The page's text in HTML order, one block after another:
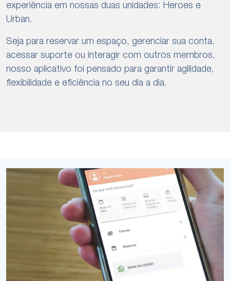
experiência em nossas duas unidades: Heroes e
Urban.
Seja para reservar um espaço, gerenciar sua conta,
acessar suporte ou interagir com outros membros,
nosso aplicativo foi pensado para garantir agilidade,
flexibilidade e eficiência no seu dia a dia.